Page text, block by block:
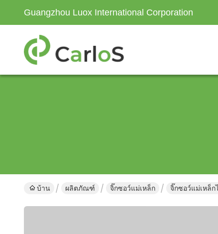
Guangzhou Luox International Corporation
บ้าน ผลิตภัณฑ์ จิ๊กซอว์แม่เหล็ก จิ๊กซอว์แม่เหล็ก